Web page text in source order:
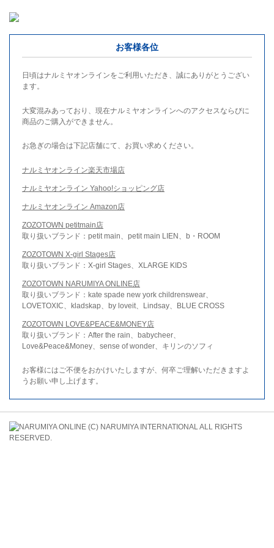
お客様各位
日頃はナルミヤオンラインをご利用いただき、誠にありがとうござい
ます。
大変混みあっており、現在ナルミヤオンラインへのアクセスならびに
商品のご購入ができません。
お急ぎの場合は下記店舗にて、お買い求めください。
ナルミヤオンライン楽天市場店
ナルミヤオンライン Yahoo!ショッピング店
ナルミヤオンライン Amazon店
ZOZOTOWN petitmain店
取り扱いブランド：petit main、petit main LIEN、b・ROOM
ZOZOTOWN X-girl Stages店
取り扱いブランド：X-girl Stages、XLARGE KIDS
ZOZOTOWN NARUMIYA ONLINE店
取り扱いブランド：kate spade new york childrenswear、
LOVETOXIC、kladskap、by loveit、Lindsay、BLUE CROSS
ZOZOTOWN LOVE&PEACE&MONEY店
取り扱いブランド：After the rain、babycheer、
Love&Peace&Money、sense of wonder、キリンのソフィ
お客様にはご不便をおかけいたしますが、何卒ご理解いただきますよ
うお願い申し上げます。